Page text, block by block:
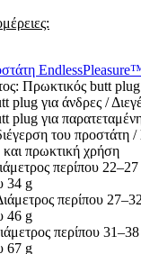
Πρωκτικός butt
plug για άνδρες /
plug για
του προστάτη
και πρωκτική χρήση
περίπου
34 g
περίπου
46 g
περίπου
67 g